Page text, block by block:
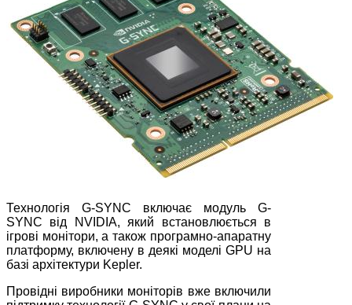
Технологія G-SYNC включає модуль G-
SYNC від NVIDIA, який встановлюється в
ігрові монітори, а також програмно-апаратну
платформу, включену в деякі моделі GPU на
базі архітектури Kepler.
Провідні виробники моніторів вже включили